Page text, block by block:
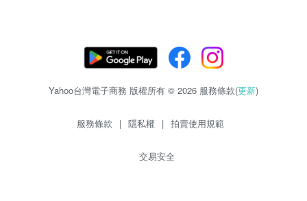
Yahoo台灣電子商務 版權所有 © 2026 服務條款(更新)
服務條款 | 隱私權 | 拍賣使用規範
交易安全